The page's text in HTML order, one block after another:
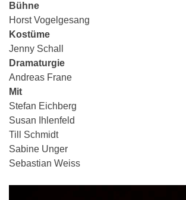
Bühne
Horst Vogelgesang
Kostüme
Jenny Schall
Dramaturgie
Andreas Frane
Mit
Stefan Eichberg
Susan Ihlenfeld
Till Schmidt
Sabine Unger
Sebastian Weiss